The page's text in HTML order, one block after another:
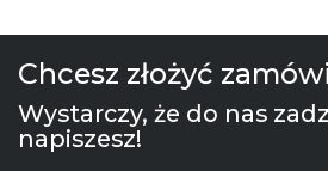
Chcesz złożyć
Wystarczy, że do nas
napiszesz!